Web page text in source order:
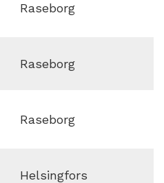
Raseborg
Raseborg
Raseborg
Helsingfors